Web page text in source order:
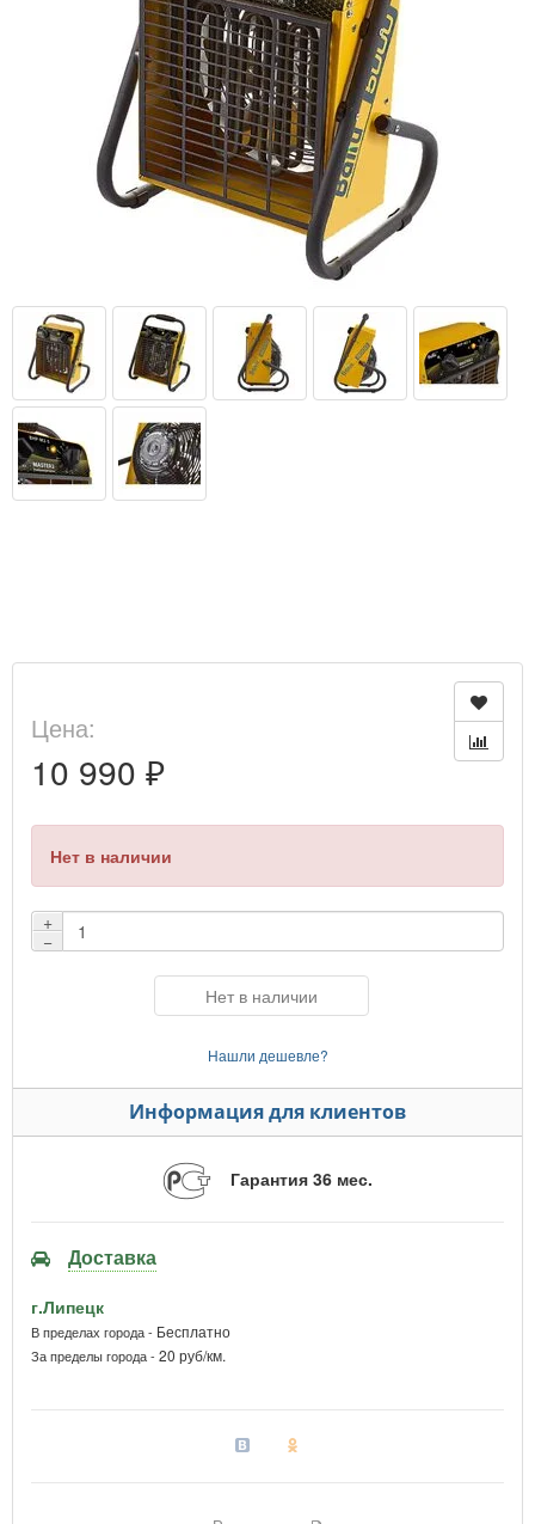
Цена:
10 990 ₽
Нет в наличии
+
−
Нет в наличии
Нашли дешевле?
Информация для клиентов
Гарантия 36 мес.
Доставка
г.Липецк
В пределах города - Бесплатно
За пределы города - 20 руб/км.